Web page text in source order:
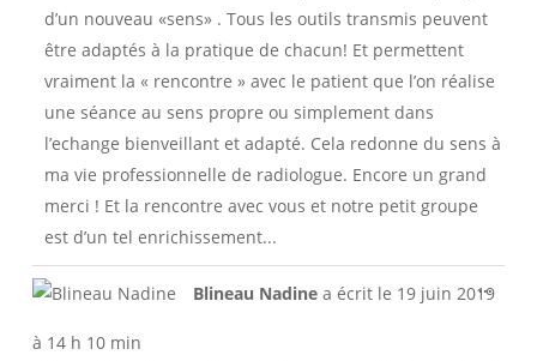
d’un nouveau «sens» . Tous les outils transmis peuvent
être adaptés à la pratique de chacun! Et permettent
vraiment la « rencontre » avec le patient que l’on réalise
une séance au sens propre ou simplement dans
l’echange bienveillant et adapté. Cela redonne du sens à
ma vie professionnelle de radiologue. Encore un grand
merci ! Et la rencontre avec vous et notre petit groupe
est d’un tel enrichissement...
Blineau Nadine a écrit le 19 juin 2019
à 14 h 10 min
...
cette